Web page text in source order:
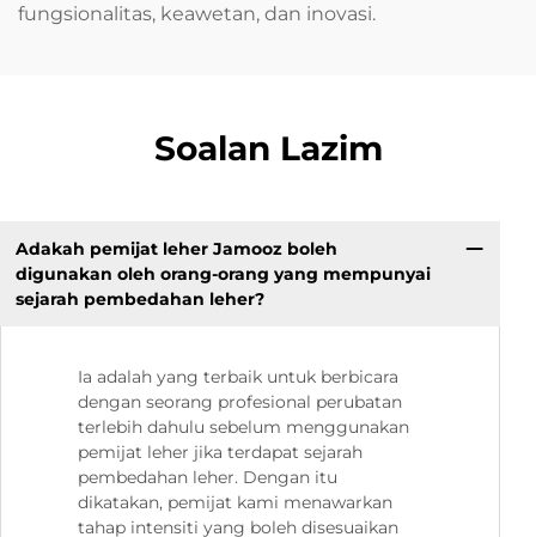
fungsionalitas, keawetan, dan inovasi.
Soalan Lazim
Adakah pemijat leher Jamooz boleh
digunakan oleh orang-orang yang mempunyai
sejarah pembedahan leher?
Ia adalah yang terbaik untuk berbicara
dengan seorang profesional perubatan
terlebih dahulu sebelum menggunakan
pemijat leher jika terdapat sejarah
pembedahan leher. Dengan itu
dikatakan, pemijat kami menawarkan
tahap intensiti yang boleh disesuaikan